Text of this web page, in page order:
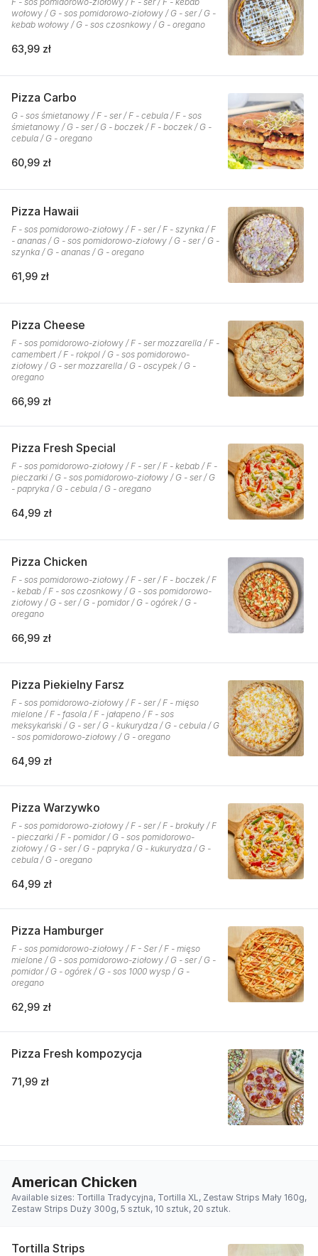
wołowy / G - sos pomidorowo-ziołowy / G - ser / G -
kebab wołowy / G - sos czosnkowy / G - oregano
63,99 zł
Pizza Carbo
G - sos śmietanowy / F - ser / F - cebula / F - sos
śmietanowy / G - ser / G - boczek / F - boczek / G -
cebula / G - oregano
60,99 zł
Pizza Hawaii
F - sos pomidorowo-ziołowy / F - ser / F - szynka / F
- ananas / G - sos pomidorowo-ziołowy / G - ser / G -
szynka / G - ananas / G - oregano
61,99 zł
Pizza Cheese
F - sos pomidorowo-ziołowy / F - ser mozzarella / F -
camembert / F - rokpol / G - sos pomidorowo-
ziołowy / G - ser mozzarella / G - oscypek / G -
oregano
66,99 zł
Pizza Fresh Special
F - sos pomidorowo-ziołowy / F - ser / F - kebab / F -
pieczarki / G - sos pomidorowo-ziołowy / G - ser / G
- papryka / G - cebula / G - oregano
64,99 zł
Pizza Chicken
F - sos pomidorowo-ziołowy / F - ser / F - boczek / F
- kebab / F - sos czosnkowy / G - sos pomidorowo-
ziołowy / G - ser / G - pomidor / G - ogórek / G -
oregano
66,99 zł
Pizza Piekielny Farsz
F - sos pomidorowo-ziołowy / F - ser / F - mięso
mielone / F - fasola / F - jałapeno / F - sos
meksykański / G - ser / G - kukurydza / G - cebula / G
- sos pomidorowo-ziołowy / G - oregano
64,99 zł
Pizza Warzywko
F - sos pomidorowo-ziołowy / F - ser / F - brokuły / F
- pieczarki / F - pomidor / G - sos pomidorowo-
ziołowy / G - ser / G - papryka / G - kukurydza / G -
cebula / G - oregano
64,99 zł
Pizza Hamburger
F - sos pomidorowo-ziołowy / F - Ser / F - mięso
mielone / G - sos pomidorowo-ziołowy / G - ser / G -
pomidor / G - ogórek / G - sos 1000 wysp / G -
oregano
62,99 zł
Pizza Fresh kompozycja
71,99 zł
American Chicken
Available sizes: Tortilla Tradycyjna, Tortilla XL, Zestaw Strips Mały 160g,
Zestaw Strips Duży 300g, 5 sztuk, 10 sztuk, 20 sztuk.
Tortilla Strips